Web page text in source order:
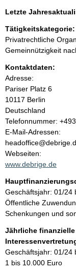
n
i
n
h
a
l
t
r
i
n
w
i
Letzte
Tätigkeitskategorie:
Privatrechtliche
Gemeinnützigkeit
Kontaktdaten:
Adresse:
Pariser Platz 6
10117 Berlin
Deutschland
K
o
n
t
a
t
i
n
f
o
r
m
a
Telefonnummer:
E-Mail-Adressen:
Webseiten:
www.debrige.de
Geschäftsjahr: 01/24
Öffentliche
Schenkungen und
Jährliche
Geschäftsjahr: 01/24
1 bis 10.000 Euro